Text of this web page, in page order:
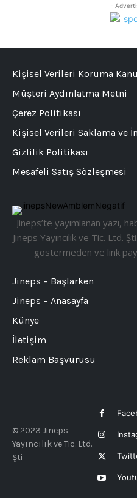
-
Jineps’te yayımlanan yazı,
Jineps Yayıncılık ve Tic. Ltd.
göstermeden ve link
Jineps – Başlarken
Jineps – Anasayfa
Künye
İletişim
Reklam Başvurusu
Kişisel Verileri Koruma
Müşteri Aydınlatma Metni
Çerez Politikası
Kişisel Verileri Saklama ve
Gizlilik Politikası
Mesafeli Satış Sözleşmesi
© 2023 Jineps
Yayıncılık ve Tic. Ltd.
Şti